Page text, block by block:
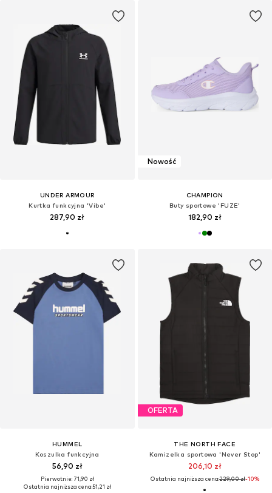
UNDER ARMOUR
Kurtka funkcyjna 'Vibe'
287,90 zł
Nowość
CHAMPION
Buty sportowe 'FUZE'
182,90 zł
HUMMEL
Koszulka funkcyjna
56,90 zł
Pierwotnie: 71,90 zł
Ostatnia najniższa cena:51,21 zł
OFERTA
THE NORTH FACE
Kamizelka sportowa 'Never Stop'
206,10 zł
Ostatnia najniższa cena:229,00 zł-10%